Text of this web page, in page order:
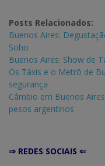
Posts Relacionados:
Buenos Aires:
Soho
Buenos Aires: Show de
Os Táxis e o Metrô de
segurança
Câmbio em Buenos
pesos argentinos
⇒ REDES SOCIAIS ⇐